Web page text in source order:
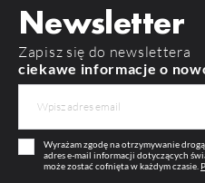
Newsletter
Zapisz się do newslettera
ciekawe informacje o
Wyrażam zgodę na otrzymywanie
adres e-mail informacji dotyczących
może zostać cofnięta w każdym czasie.